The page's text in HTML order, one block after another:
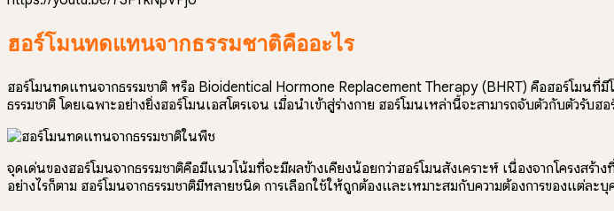
ฮอร์โมนทดแทนจากธรรมชาติคืออะไร
ฮอร์โมนทดแทนจากธรรมชาติ หรือ Bioidentical Hormone Replacement Therapy (BHRT) คือฮอร์โมนที่
ธรรมชาติ โดยเฉพาะอย่างยิ่งฮอร์โมนเอสโตรเจน เมื่อนำเข้าสู่ร่างกาย ฮอร์โมนเหล่านี้จะสามารถจับตัวกับตัวรั
จุดเด่นของฮอร์โมนจากธรรมชาติคือมีแนวโน้มที่จะมีผลข้างเคียงน้อยกว่าฮอร์โมนสังเคราะห์ เนื่องจากโครงสร้
อย่างไรก็ตาม ฮอร์โมนจากธรรมชาติมีหลายชนิด การเลือกใช้ให้ถูกต้องและเหมาะสมกับความต้องการของแต่ละ